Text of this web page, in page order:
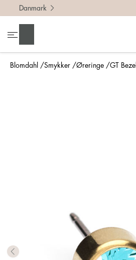
Blomdahl Smykker Øreringe GT Bezel
Danmark